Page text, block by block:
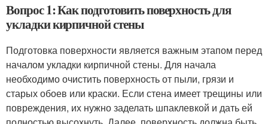
Вопрос 1: Как подготовить поверхность для
укладки кирпичной стены
Подготовка поверхности является важным этапом перед
началом укладки кирпичной стены. Для начала
необходимо очистить поверхность от пыли, грязи и
старых обоев или краски. Если стена имеет трещины или
повреждения, их нужно заделать шпаклевкой и дать ей